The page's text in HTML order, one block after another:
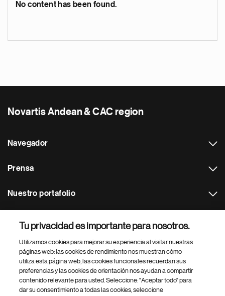
No content has been found.
Novartis Andean & CAC region
Navegador
Prensa
Nuestro portafolio
Footer Site Search
Tu privacidad es importante para nosotros.
Utilizamos cookies para mejorar su experiencia al visitar nuestras
páginas web: las cookies de rendimiento nos muestran cómo
utiliza esta página web, las cookies funcionales recuerdan sus
preferencias y las cookies de orientación nos ayudan a compartir
contenido relevante para usted. Seleccione: "Aceptar todo" para
dar su consentimiento a todas las cookies, seleccione